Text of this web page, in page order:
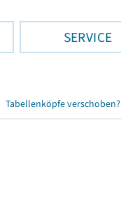
SERVICE
Tabellenköpfe verschoben?